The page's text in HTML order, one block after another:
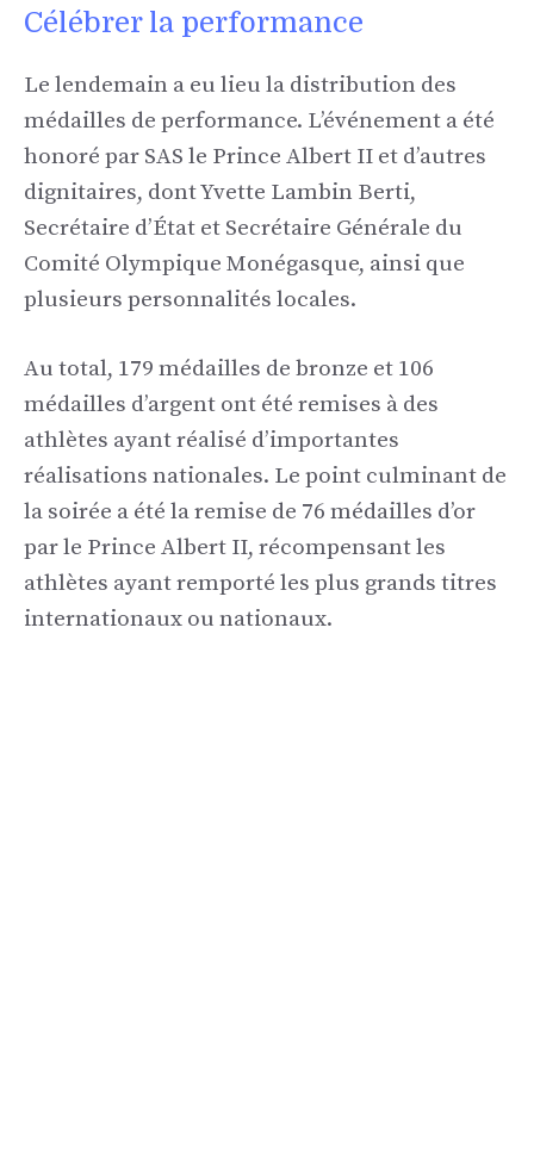
Célébrer la performance
Le lendemain a eu lieu la distribution des
médailles de performance. L’événement a été
honoré par SAS le Prince Albert II et d’autres
dignitaires, dont Yvette Lambin Berti,
Secrétaire d’État et Secrétaire Générale du
Comité Olympique Monégasque, ainsi que
plusieurs personnalités locales.
Au total, 179 médailles de bronze et 106
médailles d’argent ont été remises à des
athlètes ayant réalisé d’importantes
réalisations nationales. Le point culminant de
la soirée a été la remise de 76 médailles d’or
par le Prince Albert II, récompensant les
athlètes ayant remporté les plus grands titres
internationaux ou nationaux.